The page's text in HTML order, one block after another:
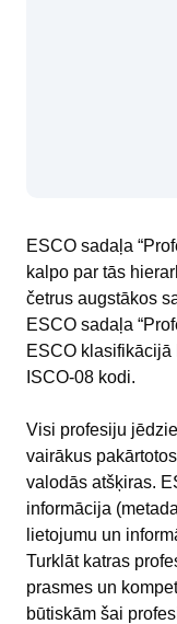
ESCO sadaļa
kalpo par tās
četrus augstākos
ESCO sadaļa
ESCO klasifikācijā
ISCO-08 kodi.
Visi profesiju
vairākus
valodās atšķiras.
informācija
lietojumu un
Turklāt katras
prasmes un
būtiskām šai